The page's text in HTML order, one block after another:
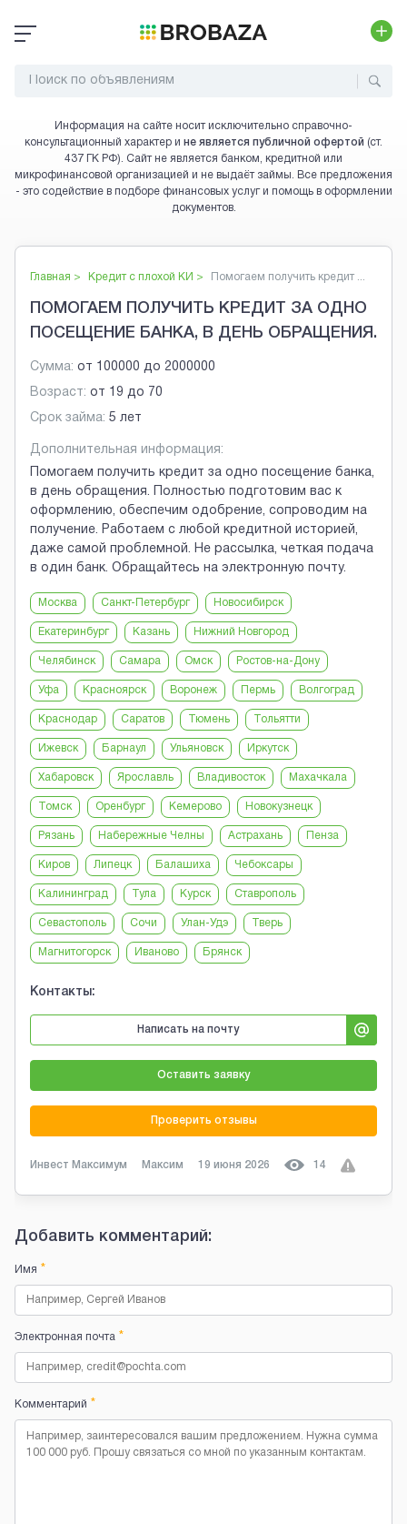
Информация на сайте носит исключительно справочно-
консультационный характер и не является публичной офертой (ст.
437 ГК РФ). Сайт не является банком, кредитной или
микрофинансовой организацией и не выдаёт займы. Все предложения
- это содействие в подборе финансовых услуг и помощь в оформлении
документов.
Главная > Кредит с плохой КИ > Помогаем получить кредит ...
ПОМОГАЕМ ПОЛУЧИТЬ КРЕДИТ ЗА ОДНО
ПОСЕЩЕНИЕ БАНКА, В ДЕНЬ ОБРАЩЕНИЯ.
Сумма: от 100000 до 2000000
Возраст: от 19 до 70
Срок займа: 5 лет
Дополнительная информация:
Помогаем получить кредит за одно посещение банка,
в день обращения. Полностью подготовим вас к
оформлению, обеспечим одобрение, сопроводим на
получение. Работаем с любой кредитной историей,
даже самой проблемной. Не рассылка, четкая подача
в один банк. Обращайтесь на электронную почту.
Москва Санкт-Петербург Новосибирск
Екатеринбург Казань Нижний Новгород
Челябинск Самара Омск Ростов-на-Дону
Уфа Красноярск Воронеж Пермь Волгоград
Краснодар Саратов Тюмень Тольятти
Ижевск Барнаул Ульяновск Иркутск
Хабаровск Ярославль Владивосток Махачкала
Томск Оренбург Кемерово Новокузнецк
Рязань Набережные Челны Астрахань Пенза
Киров Липецк Балашиха Чебоксары
Калининград Тула Курск Ставрополь
Севастополь Сочи Улан-Удэ Тверь
Магнитогорск Иваново Брянск
Контакты:
Написать на почту
Оставить заявку
Проверить отзывы
Инвест Максимум Максим 19 июня 2026 14
Добавить комментарий:
Имя *
Электронная почта *
Комментарий *